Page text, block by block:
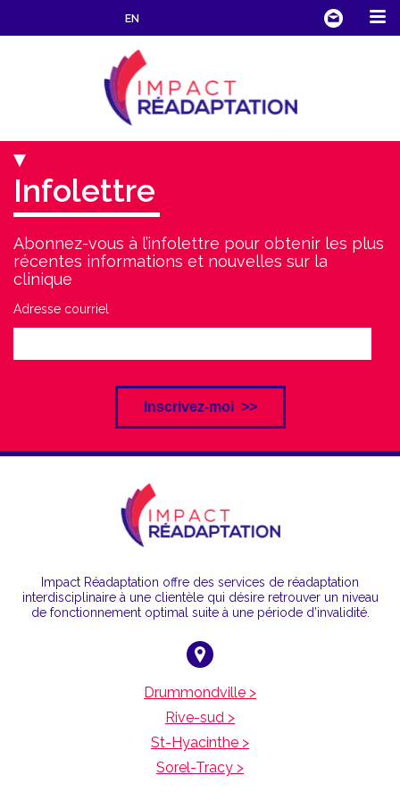
EN
Infolettre
Abonnez-vous à l’infolettre pour obtenir les plus
récentes informations et nouvelles sur la
clinique
Adresse courriel
Impact Réadaptation offre des services de réadaptation
interdisciplinaire à une clientèle qui désire retrouver un niveau
de fonctionnement optimal suite à une période d’invalidité.
Drummondville >
Rive-sud >
St-Hyacinthe >
Sorel-Tracy >